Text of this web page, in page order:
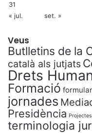
31
« jul.
set. »
Veus
Butlletins de la
català als jutjats
Drets
Formació
jornades
Presidència
terminologia